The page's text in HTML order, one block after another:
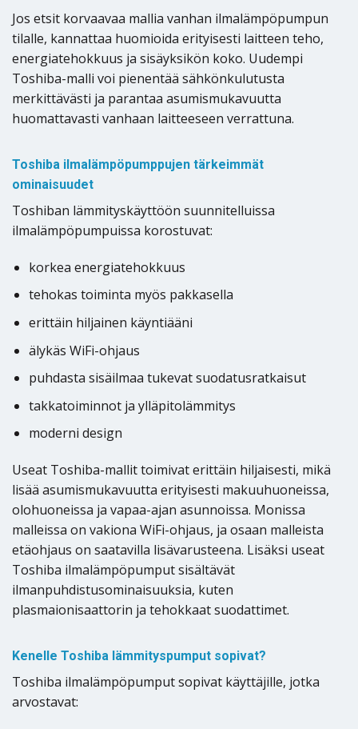
Jos etsit korvaavaa mallia vanhan ilmalämpöpumpun
tilalle, kannattaa huomioida erityisesti laitteen teho,
energiatehokkuus ja sisäyksikön koko. Uudempi
Toshiba-malli voi pienentää sähkönkulutusta
merkittävästi ja parantaa asumismukavuutta
huomattavasti vanhaan laitteeseen verrattuna.
Toshiba ilmalämpöpumppujen tärkeimmät
ominaisuudet
Toshiban lämmityskäyttöön suunnitelluissa
ilmalämpöpumpuissa korostuvat:
korkea energiatehokkuus
tehokas toiminta myös pakkasella
erittäin hiljainen käyntiääni
älykäs WiFi-ohjaus
puhdasta sisäilmaa tukevat suodatusratkaisut
takkatoiminnot ja ylläpitolämmitys
moderni design
Useat Toshiba-mallit toimivat erittäin hiljaisesti, mikä
lisää asumismukavuutta erityisesti makuuhuoneissa,
olohuoneissa ja vapaa-ajan asunnoissa. Monissa
malleissa on vakiona WiFi-ohjaus, ja osaan malleista
etäohjaus on saatavilla lisävarusteena. Lisäksi useat
Toshiba ilmalämpöpumput sisältävät
ilmanpuhdistusominaisuuksia, kuten
plasmaionisaattorin ja tehokkaat suodattimet.
Kenelle Toshiba lämmityspumput sopivat?
Toshiba ilmalämpöpumput sopivat käyttäjille, jotka
arvostavat: